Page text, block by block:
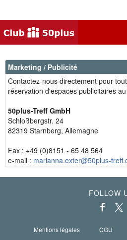
Marketing / Publicité
Contactez-nous directement pour
réservation d'espaces publicitaires
50plus-Treff GmbH
Schloßbergstr. 24
82319 Starnberg, Allemagne
Fax : +49 (0)8151 - 65 48 564
e-mail : marianna.exter@50plus-
FOLLOW
Mentions légales CGU